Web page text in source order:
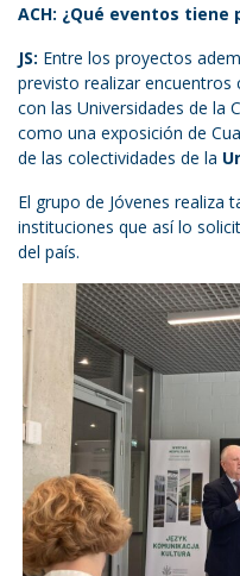
ACH: ¿Qué eventos
JS: Entre los proyectos
previsto realizar
con las Universidades de la
como una exposición de
de las colectividades de la
El grupo de Jóvenes realiza
instituciones que así lo
del país.